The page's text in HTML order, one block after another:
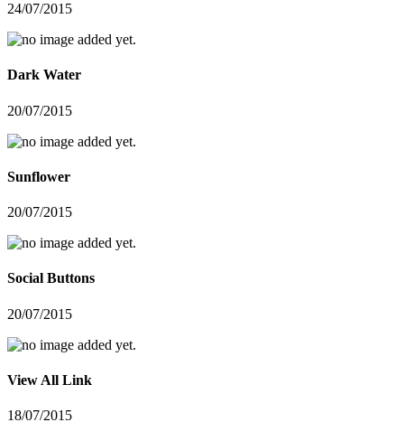
24/07/2015
Dark Water
20/07/2015
Sunflower
20/07/2015
Social Buttons
20/07/2015
View All Link
18/07/2015